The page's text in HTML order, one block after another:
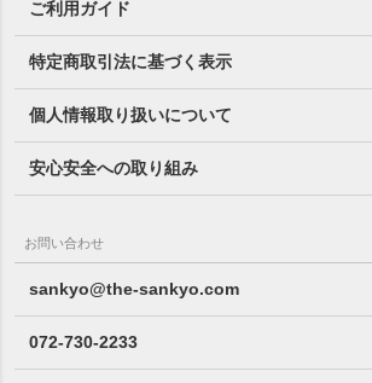
ご利用ガイド
特定商取引法に基づく表示
個人情報取り扱いについて
安心安全への取り組み
お問い合わせ
sankyo@the-sankyo.com
072-730-2233